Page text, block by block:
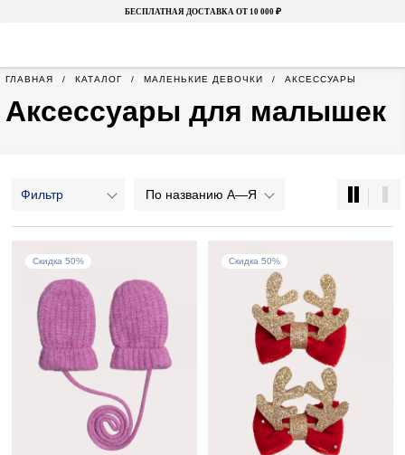
БЕСПЛАТНАЯ ДОСТАВКА ОТ 10 000 ₽
ГЛАВНАЯ КАТАЛОГ МАЛЕНЬКИЕ ДЕВОЧКИ АКСЕССУАРЫ
Аксессуары для малышек
Фильтр По названию А—Я
Скидка 50% Скидка 50%